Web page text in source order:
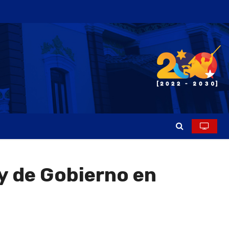
de Gobierno en